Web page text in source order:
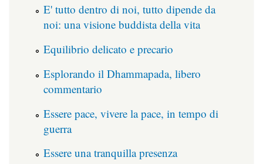
E' tutto dentro di noi, tutto dipende da
noi: una visione buddista della vita
Equilibrio delicato e precario
Esplorando il Dhammapada, libero
commentario
Essere pace, vivere la pace, in tempo di
guerra
Essere una tranquilla presenza